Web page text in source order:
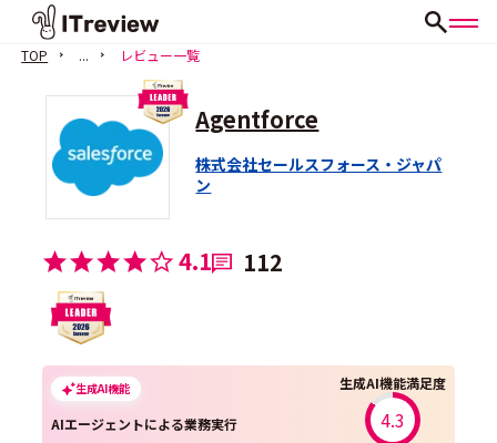
TOP ... レビュー一覧
Agentforce
株式会社セールスフォース・ジャパ
ン
4.1 112
生成AI機能
AIエージェントによる業務実行
生成AI機能満足度
4.3